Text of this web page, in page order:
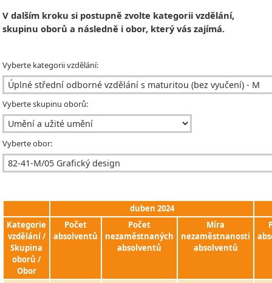
V dalším kroku si postupně zvolte kategorii vzdělání,
skupinu oborů a následně i obor, který vás zajímá.
Vyberte kategorii vzdělání:
Vyberte skupinu oborů:
Vyberte obor:
duben 2024
Kategorie
vzdělání /
Skupina
oborů /
Obor
Počet
absolventů
Počet
nezaměstnaných
absolventů
Míra
nezaměstnanosti
absolventů